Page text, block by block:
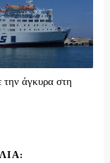
την άγκυρα στη